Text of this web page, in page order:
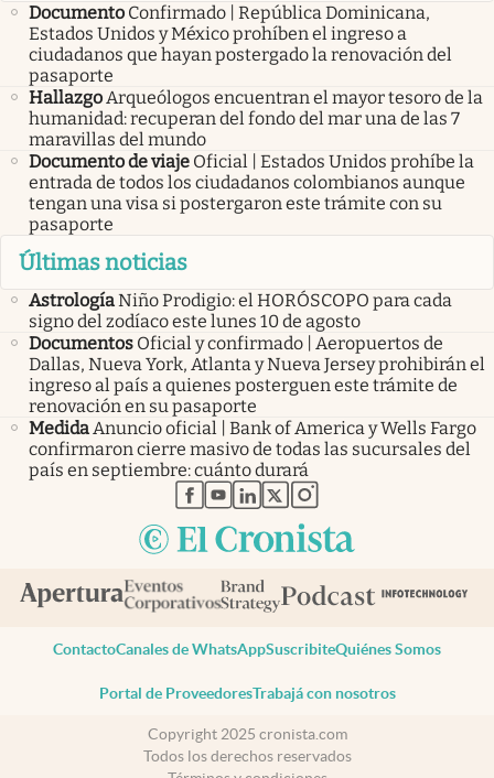
Documento Confirmado | República Dominicana,
Estados Unidos y México prohíben el ingreso a
ciudadanos que hayan postergado la renovación del
pasaporte
HallazgoArqueólogos encuentran el mayor tesoro de la
humanidad: recuperan del fondo del mar una de las 7
maravillas del mundo
Documento de viaje Oficial | Estados Unidos prohíbe la
entrada de todos los ciudadanos colombianos aunque
tengan una visa si postergaron este trámite con su
pasaporte
Últimas noticias
AstrologíaNiño Prodigio: el HORÓSCOPO para cada
signo del zodíaco este lunes 10 de agosto
Documentos Oficial y confirmado | Aeropuertos de
Dallas, Nueva York, Atlanta y Nueva Jersey prohibirán el
ingreso al país a quienes posterguen este trámite de
renovación en su pasaporte
MedidaAnuncio oficial | Bank of America y Wells Fargo
confirmaron cierre masivo de todas las sucursales del
país en septiembre: cuánto durará
abre en nueva pestaña
abre en nueva pestaña
abre en nueva pestaña
abre en nueva pestaña
abre en nueva pestaña
ContactoCanales de WhatsAppSuscribiteQuiénes Somos
Portal de ProveedoresTrabajá con nosotros
Copyright 2025 cronista.com
Todos los derechos reservados